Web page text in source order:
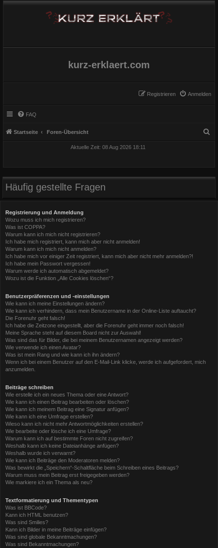
kurz-erklaert.com
Anmelden
Registrieren
FAQ
Startseite Foren-Übersicht
e
Aktuelle Zeit: 08 Aug 2026 18:11
Häufig gestellte Fragen
Registrierung und Anmeldung
Wozu muss ich mich registrieren?
Was ist COPPA?
Warum kann ich mich nicht registrieren?
Ich habe mich registriert, kann mich aber nicht anmelden!
Warum kann ich mich nicht anmelden?
Ich habe mich vor einiger Zeit registriert, kann mich aber nicht mehr anmelden?!
Ich habe mein Passwort vergessen!
Warum werde ich automatisch abgemeldet?
Wozu ist die Funktion „Alle Cookies löschen“?
Benutzerpräferenzen und -einstellungen
Wie kann ich meine Einstellungen ändern?
Wie kann ich verhindern, dass mein Benutzername in der Online-Liste auftaucht?
Die Forenuhr geht falsch!
Ich habe die Zeitzone eingestellt, aber die Forenuhr geht immer noch falsch!
Meine Sprache steht auf diesem Board nicht zur Auswahl!
Was sind das für Bilder, die bei meinem Benutzernamen angezeigt werden?
Wie verwende ich einen Avatar?
Was ist mein Rang und wie kann ich ihn ändern?
Wenn ich bei einem Benutzer auf den E-Mail-Link klicke, werde ich aufgefordert, mich
anzumelden.
Beiträge schreiben
Wie erstelle ich ein neues Thema oder eine Antwort?
Wie kann ich einen Beitrag bearbeiten oder löschen?
Wie kann ich meinem Beitrag eine Signatur anfügen?
Wie kann ich eine Umfrage erstellen?
Wieso kann ich nicht mehr Antwortmöglichkeiten erstellen?
Wie bearbeite oder lösche ich eine Umfrage?
Warum kann ich auf bestimmte Foren nicht zugreifen?
Weshalb kann ich keine Dateianhänge anfügen?
Weshalb wurde ich verwarnt?
Wie kann ich Beiträge den Moderatoren melden?
Was bewirkt die „Speichern“-Schaltfläche beim Schreiben eines Beitrags?
Warum muss mein Beitrag erst freigegeben werden?
Wie markiere ich ein Thema als neu?
Textformatierung und Thementypen
Was ist BBCode?
Kann ich HTML benutzen?
Was sind Smilies?
Kann ich Bilder in meine Beiträge einfügen?
Was sind globale Bekanntmachungen?
Was sind Bekanntmachungen?